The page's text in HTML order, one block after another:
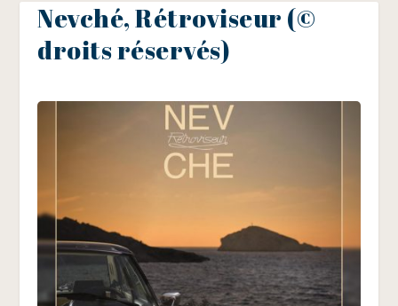
Nevché, Rétroviseur (©
droits réservés)